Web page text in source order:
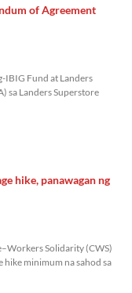
of Agreement
IBIG Fund at Landers
sa Landers Superstore
hike, panawagan ng
Solidarity (CWS)
hike minimum na sahod sa